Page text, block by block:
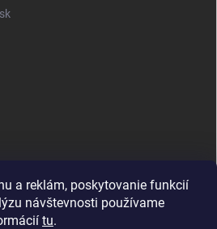
a reklám, poskytovanie funkcií
návštevnosti používame
tu.